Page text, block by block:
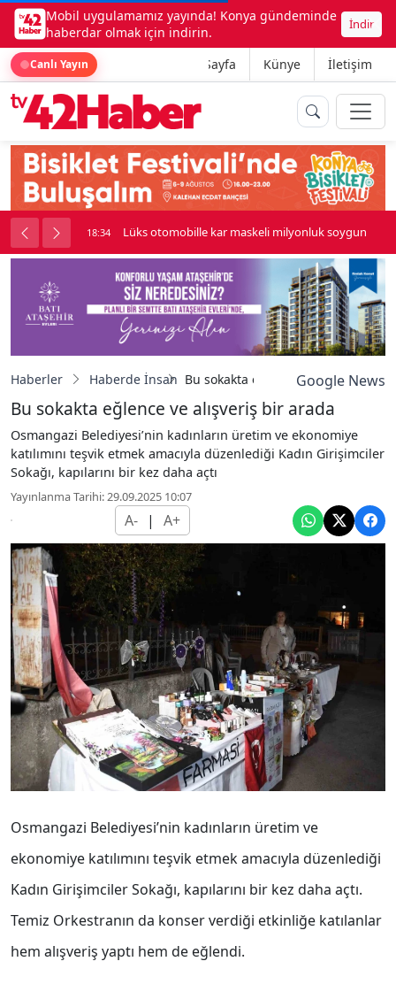
Mobil uygulamamız yayında! Konya gündeminde
haberdar olmak için indirin.
İndir
Canlı Yayın Ana Sayfa Künye İletişim
kavga çıktı 18:34 Lüks otomobille kar maskeli milyonluk soygun
Haberler Haberde İnsan Bu sokakta eğlence ve alışveriş bir
Google News
Bu sokakta eğlence ve alışveriş bir arada
Osmangazi Belediyesi’nin kadınların üretim ve ekonomiye
katılımını teşvik etmek amacıyla düzenlediği Kadın Girişimciler
Sokağı, kapılarını bir kez daha açtı
Yayınlanma Tarihi: 29.09.2025 10:07
A- | A+
Osmangazi Belediyesi’nin kadınların üretim ve
ekonomiye katılımını teşvik etmek amacıyla düzenlediği
Kadın Girişimciler Sokağı, kapılarını bir kez daha açtı.
Temiz Orkestranın da konser verdiği etkinliğe katılanlar
hem alışveriş yaptı hem de eğlendi.